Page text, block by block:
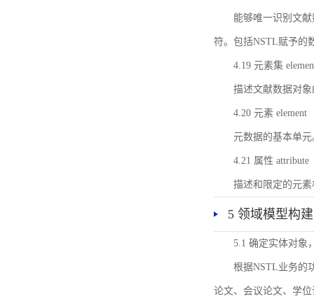
能够唯一识别文
符。包括NSTL赋予的
4.19 元素集
描述文献数据对
4.20 元素 element
元数据的基本单元
4.21 属性 attribute
描述和限定的元
5 领域模型构建
5.1 确定实体对象
根据NSTL业务的
论文、会议论文、学